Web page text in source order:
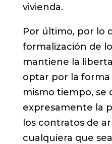
vivienda.
Por último, por lo
formalización de
mantiene la
optar por la forma
mismo tiempo, se
expresamente la
los contratos de
cualquiera que